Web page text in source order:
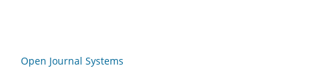
Open Journal Systems